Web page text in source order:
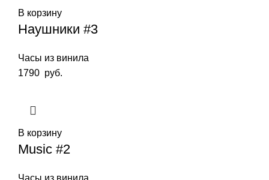
В корзину
Наушники #3
Часы из винила
1790 руб.
В корзину
Music #2
Часы из винила